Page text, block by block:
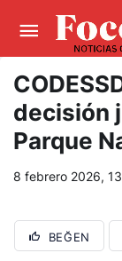
masterbetting-
tlcasino giriş-
skyloftsbet
decisión
Parque
8 febrero 2026,
BEĞEN